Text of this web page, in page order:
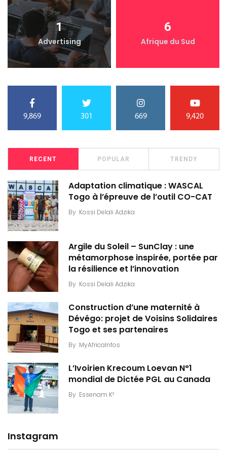
1
Advertising
6
Afrique du Sud
9,869 301 669 9,420
RECENT POPULAR TRENDY
Adaptation climatique : WASCAL
Togo à l’épreuve de l’outil CO-CAT
By Kossi Delali Adzika
Argile du Soleil – SunClay : une
métamorphose inspirée, portée par
la résilience et l’innovation
By Kossi Delali Adzika
Construction d’une maternité à
Dévégo: projet de Voisins Solidaires
Togo et ses partenaires
By MyAfricaInfos
L’Ivoirien Krecoum Loevan N°1
mondial de Dictée PGL au Canada
By Essenam K²
Instagram